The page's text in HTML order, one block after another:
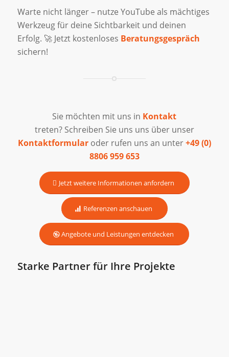
Warte nicht länger – nutze YouTube als mächtiges
Werkzeug für deine Sichtbarkeit und deinen
Erfolg. 🚀 Jetzt kostenloses Beratungsgespräch
sichern!
Sie möchten mit uns in Kontakt
treten? Schreiben Sie uns uns über unser
Kontaktformular oder rufen uns an unter+49 (0)
8806 959 653
Jetzt weitere Informationen anfordern
Referenzen anschauen
Angebote und Leistungen entdecken
Starke Partner für Ihre Projekte